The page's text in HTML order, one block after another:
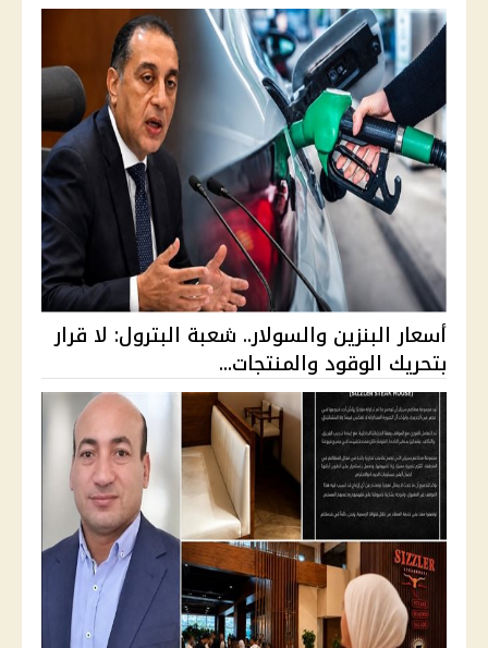
أسعار البنزين والسولار.. شعبة البترول: لا قرار
بتحريك الوقود والمنتجات...